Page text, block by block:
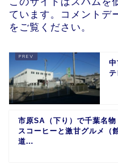
ています。
コメントデ
をご覧ください 。
テ
市原SA（下り）で千葉名物
スコーヒーと激甘グルメ（
道...